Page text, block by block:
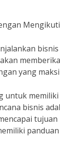
yang
untuk
bisnis
tujuan